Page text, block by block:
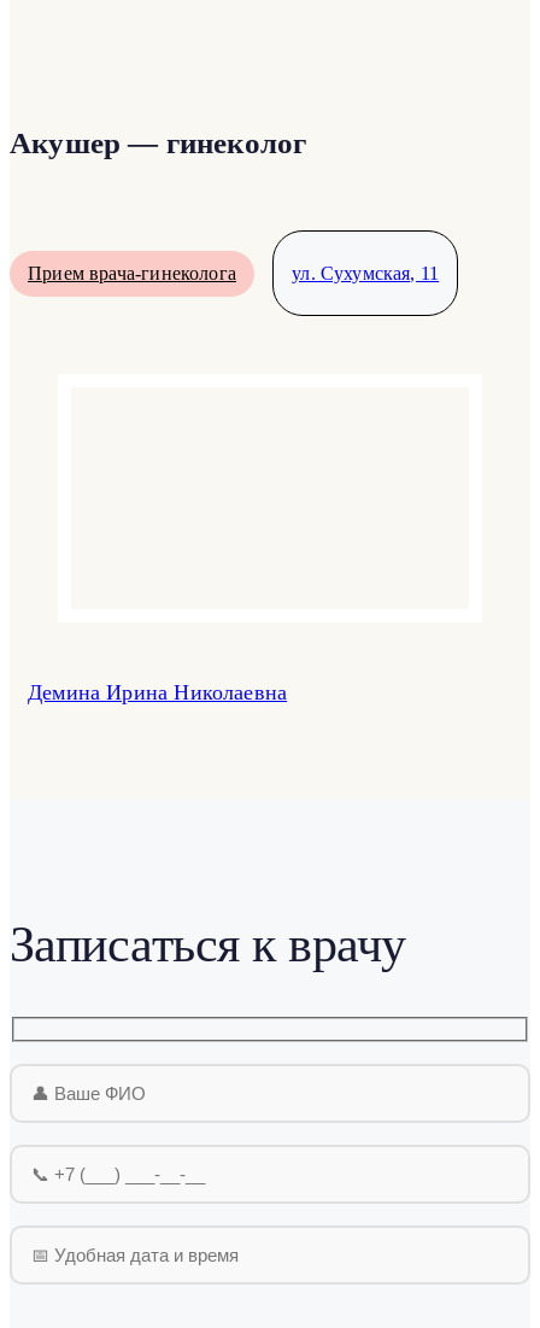
Акушер — гинеколог
Прием врача-гинеколога ул. Сухумская, 11
Демина Ирина Николаевна
Записаться к врачу